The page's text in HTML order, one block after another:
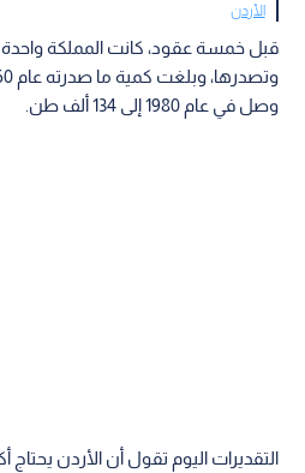
الأردن
قبل خمسة عقود، كانت المملكة واحدة
وصل في عام 1980 إلى 134 ألف طن.